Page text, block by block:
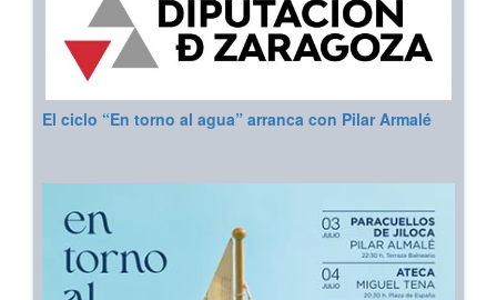
El ciclo “En torno al agua” arranca con Pilar Armalé